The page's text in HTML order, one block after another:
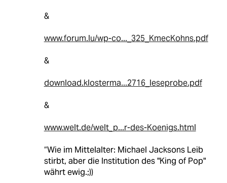
&
www.forum.lu/wp-co..._325_KmecKohns.pdf
&
download.klosterma...2716_leseprobe.pdf
&
www.welt.de/welt_p...r-des-Koenigs.html
“Wie im Mittelalter: Michael Jacksons Leib
stirbt, aber die Institution des "King of Pop"
währt ewig.;))